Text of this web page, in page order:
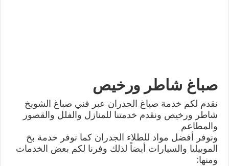
صباغ شاطر ورخيص
نقدم لكم خدمة صباغ الجدران عبر فني صباغ الشويخ
شاطر ورخيص ونقدم خدمتنا للمنازل والفلل والقصور
والمطاعم
ونوفر أفضل مواد للطلاء الجدران كما نوفر خدمة بخ
الموبيليا والسيارات أيضاً لذلك وفرنا لكم بعض الخدمات
ومنها: